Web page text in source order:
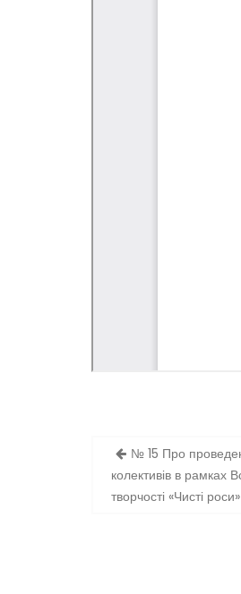
Навігація
записів
№ 15 Про
колективів в рамках
творчості «Чисті